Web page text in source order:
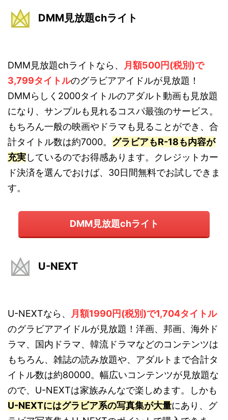
DMM見放題chライト
DMM見放題chライトなら、 月額500円(税別)で
3,799タイトルのグラビアアイドルが見放題！
DMMらしく2000タイトルのアダルト動画も見放題
になり、サンプルも見れるコスパ最強のサービス。
もちろん一般の映画やドラマも見ることができ、合
計タイトル数は約7000。 グラビアもR-18も内容が
充実しているのでお得感あります。クレジットカー
ド決済を選んでおけば、30日間無料でお試しできま
す。
DMM見放題chライト
U-NEXT
U-NEXTなら、 月額1990円(税別)で1,704タイトル
のグラビアアイドルが見放題！洋画、邦画、海外ド
ラマ、国内ドラマ、韓流ドラマなどのコンテンツは
もちろん、雑誌の読み放題や、アダルトまで合計タ
イトル数は約80000。幅広いコンテンツが見放題な
ので、U-NEXTは家族みんなで楽しめます。しかも
U-NEXTにはグラビア系の写真集が大量にあり、グ